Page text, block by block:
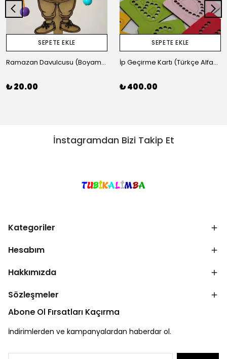
SEPETE EKLE
Ramazan Davulcusu (Boyamaya Uygun)
₺ 20.00
SEPETE EKLE
İp Geçirme Kartı (Türkçe Alfabe)
₺ 400.00
İnstagramdan Bizi Takip Et
Kategoriler
Hesabım
Hakkımızda
Sözleşmeler
Abone Ol Fırsatları Kaçırma
İndirimlerden ve kampanyalardan haberdar ol.